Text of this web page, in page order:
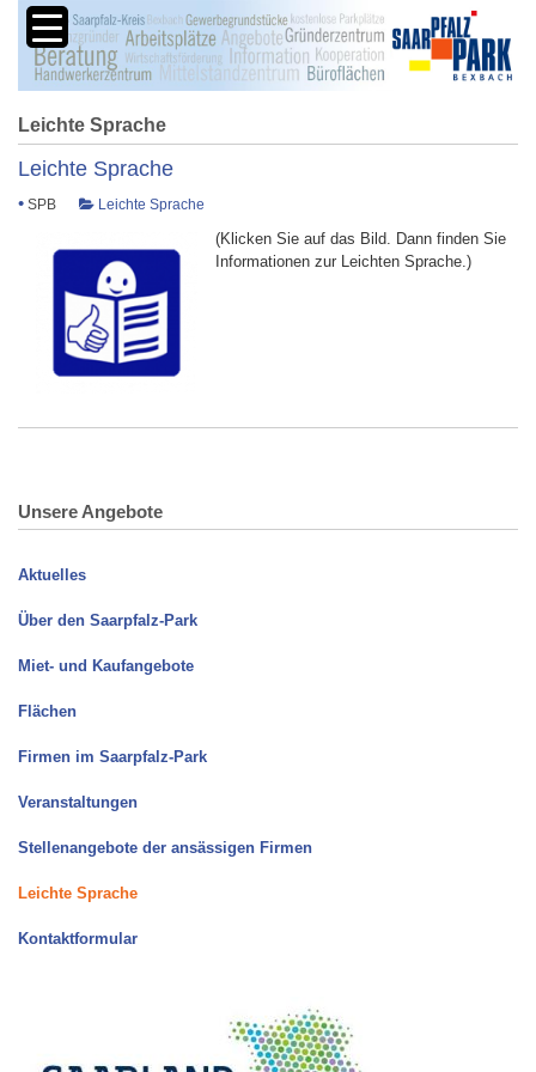
Leichte Sprache
Leichte Sprache
• SPB Leichte Sprache
(Klicken Sie auf das Bild. Dann finden Sie
Informationen zur Leichten Sprache.)
Unsere Angebote
Aktuelles
Über den Saarpfalz-Park
Miet- und Kaufangebote
Flächen
Firmen im Saarpfalz-Park
Veranstaltungen
Stellenangebote der ansässigen Firmen
Leichte Sprache
Kontaktformular